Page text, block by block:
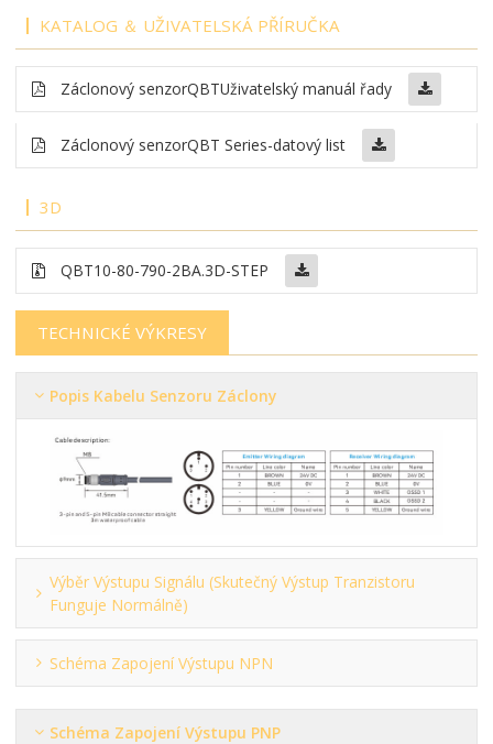
KATALOG ＆ UŽIVATELSKÁ PŘÍRUČKA
Záclonový senzorQBTUživatelský manuál řady
Záclonový senzorQBT Series-datový list
3D
QBT10-80-790-2BA.3D-STEP
TECHNICKÉ VÝKRESY
Popis Kabelu Senzoru Záclony
Výběr Výstupu Signálu (skutečný Výstup Tranzistoru
Funguje Normálně)
Schéma Zapojení Výstupu NPN
Schéma Zapojení Výstupu PNP